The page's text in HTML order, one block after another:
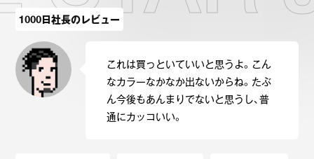
1000日社長のレビュー
これは買っといていいと思うよ。こん
なカラーなかなか出ないからね。たぶ
ん今後もあんまりでないと思うし、普
通にカッコいい。